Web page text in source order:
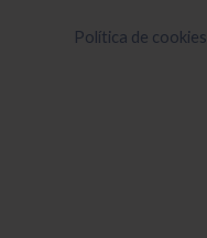
Política de cookies